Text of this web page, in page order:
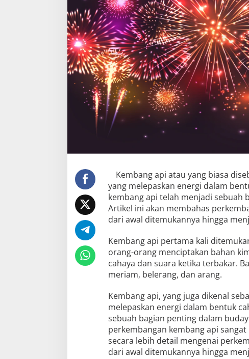
Kembang api atau yang biasa
yang melepaskan energi dalam
kembang api telah menjadi sebuah
Artikel ini akan membahas
dari awal ditemukannya hingga
Kembang api pertama kali
orang-orang menciptakan bahan
cahaya dan suara ketika terbakar.
meriam, belerang, dan arang.
Kembang api, yang juga dikenal
melepaskan energi dalam bentuk
sebuah bagian penting dalam
perkembangan kembang api
secara lebih detail mengenai
dari awal ditemukannya hingga